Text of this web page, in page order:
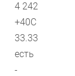
4 242
+40C
33.33
есть
-